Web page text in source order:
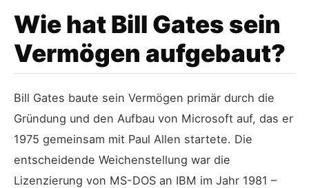
Wie hat Bill Gates sein
Vermögen aufgebaut?
Bill Gates baute sein Vermögen primär durch die
Gründung und den Aufbau von Microsoft auf, das er
1975 gemeinsam mit Paul Allen startete. Die
entscheidende Weichenstellung war die
Lizenzierung von MS-DOS an IBM im Jahr 1981 –